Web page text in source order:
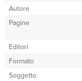
Autore
Pagine
Editori
Formato
Soggetto